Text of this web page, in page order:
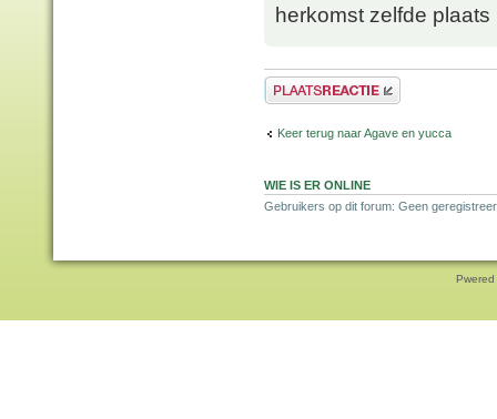
herkomst zelfde plaats
Plaats een reactie
Keer terug naar Agave en yucca
WIE IS ER ONLINE
Gebruikers op dit forum: Geen